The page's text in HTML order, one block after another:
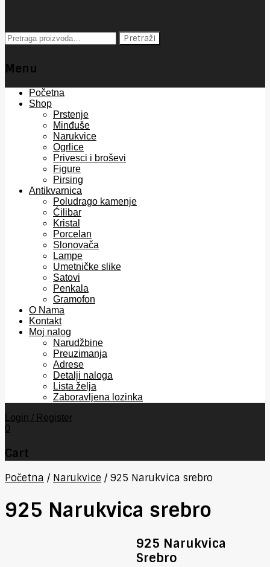
Pretraga
za:
Pretraži
Menu
Skip
Početna
Shop
Prstenje
Minđuše
Narukvice
Ogrlice
Privesci i broševi
Figure
Pirsing
Antikvarnica
Poludrago kamenje
Ćilibar
Kristal
Porcelan
Slonovača
Lampe
Umetničke slike
Satovi
Penkala
Gramofon
O Nama
Kontakt
Moj nalog
Narudžbine
Preuzimanja
Adrese
Detalji naloga
Lista želja
Zaboravljena lozinka
Login / Register
0
Cart
Početna / Narukvice / 925 Narukvica srebro
925 Narukvica srebro
925 Narukvica
Srebro